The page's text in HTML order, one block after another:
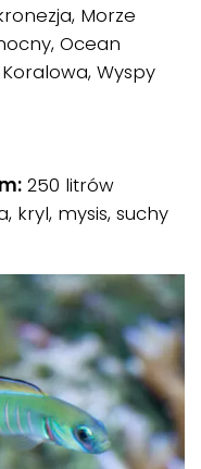
Morze
Ocean
Wyspy
250 litrów
kryl, mysis, suchy